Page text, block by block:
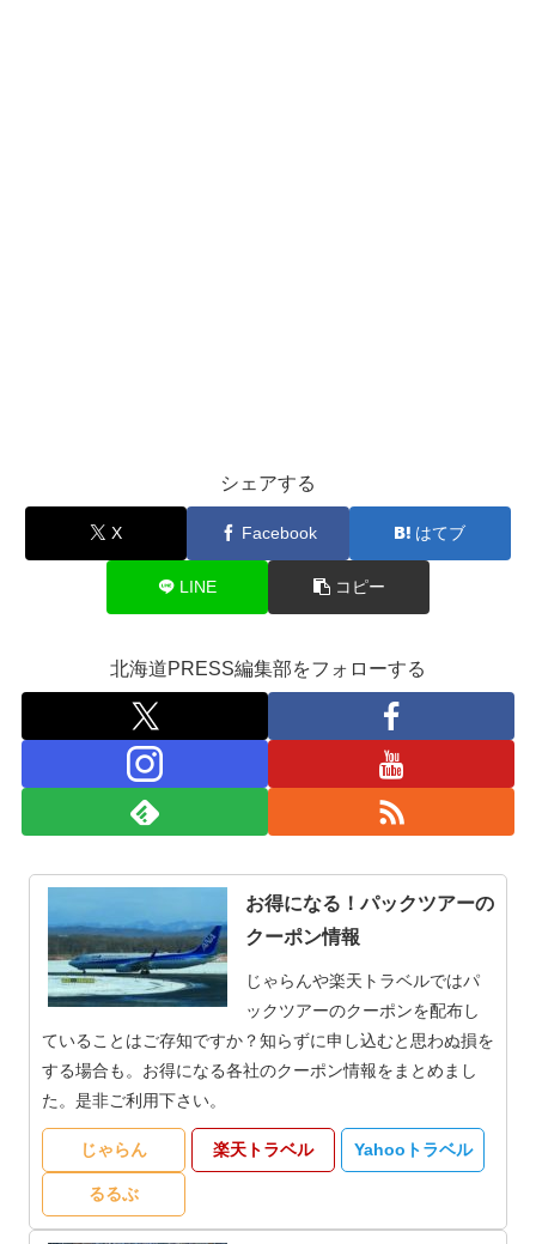
シェアする
X Facebook はてブ
LINE コピー
北海道PRESS編集部をフォローする
お得になる！パックツアーの
クーポン情報
じゃらんや楽天トラベルではパ
ックツアーのクーポンを配布し
ていることはご存知ですか？知らずに申し込むと思わぬ損を
する場合も。お得になる各社のクーポン情報をまとめまし
た。是非ご利用下さい。
じゃらん 楽天トラベル Yahooトラベル
るるぶ